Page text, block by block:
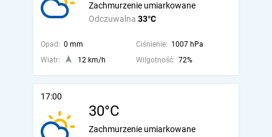
Odczuwalna 33°C
Zachmurzenie umiarkowane
Opad: 0 mm Ciśnienie: 1007 hPa
Wiatr:
12 km/h Wilgotność: 72%
17:00
30°C
Zachmurzenie umiarkowane